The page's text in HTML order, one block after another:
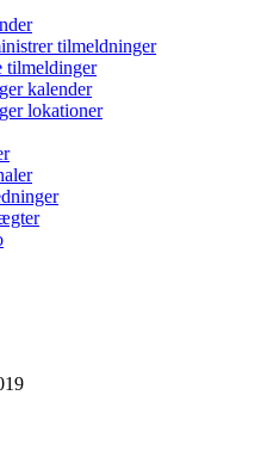
tilmeldninger
tilmeldinger
kalender
lokationer